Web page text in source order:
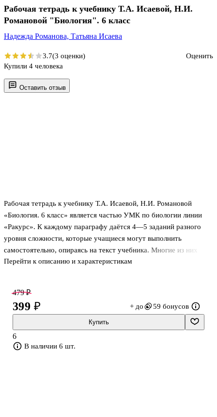
Оставить отзыв
Рабочая тетрадь к учебнику Т.А. Исаевой, Н.И. Романовой
«Биология. 6 класс» является частью УМК по биологии линии
«Ракурс». К каждому параграфу даётся 4—5 заданий разного
уровня сложности, которые учащиеся могут выполнить
самостоятельно, опираясь на текст учебника. Многие из них
построены по принципу заданий ГИА и ЕГЭ. Тетрадь содержит
тех или иных процессов и др. Часть заданий направлена на
развитие у учащихся навыков работы с текстом, умения
выделять главное, формулировать определения понятий, делать
выводы и обобщения.
Перейти к описанию и характеристикам
Рабочая тетрадь к учебнику Т.А. Исаевой, Н.И.
Романовой "Биология". 6 класс
Надежда Романова, Татьяна Исаева
3.7(3 оценки)
Оценить
Купили 4 человека
479 ₽
399 ₽ + до 59 бонусов
Купить
6
В наличии 6 шт.